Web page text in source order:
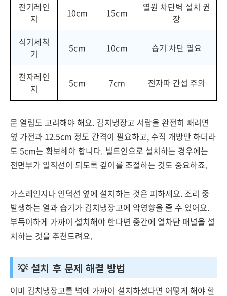
전기레인
지
10cm 15cm
열원 차단벽 설치 권
장
식기세척
기
5cm 10cm 습기 차단 필요
전자레인
지
5cm 7cm 전자파 간섭 주의
문 열림도 고려해야 해요. 김치냉장고 서랍을 완전히 빼려면
옆 가전과 12.5cm 정도 간격이 필요하고, 수직 개방만 하더라
도 5cm는 확보해야 합니다. 빌트인으로 설치하는 경우에는
전면부가 일직선이 되도록 깊이를 조절하는 것도 중요하죠.
가스레인지나 인덕션 옆에 설치하는 것은 피하세요. 조리 중
발생하는 열과 습기가 김치냉장고에 악영향을 줄 수 있어요.
부득이하게 가까이 설치해야 한다면 중간에 열차단 패널을 설
치하는 것을 추천드려요.
💡 설치 후 문제 해결 방법
이미 김치냉장고를 벽에 가까이 설치하셨다면 어떻게 해야 할